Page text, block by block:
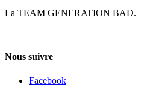
La TEAM GENERATION BAD.
Nous suivre
Facebook